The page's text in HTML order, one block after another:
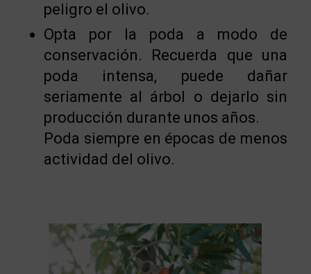
peligro el olivo.
Opta por la poda a modo de
conservación. Recuerda que una
poda intensa, puede dañar
seriamente al árbol o dejarlo sin
producción durante unos años.
Poda siempre en épocas de menos
actividad del olivo.